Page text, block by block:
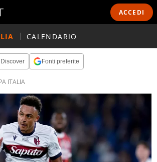
ACCEDI
CALENDARIO
Fonti preferite
ITALIA